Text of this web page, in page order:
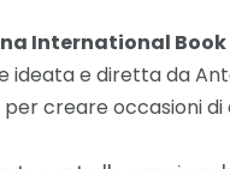
International Book
ideata e diretta da
creare occasioni